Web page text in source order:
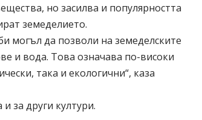
но засилва и популярността
земеделието.
могъл да позволи на земеделските
и вода. Това означава по-високи
така и екологични“, каза
за други култури.